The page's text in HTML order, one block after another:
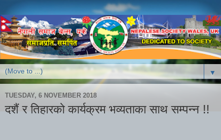
▼
TUESDAY, 6 NOVEMBER 2018
दशैं र तिहारको कार्यक्रम भव्यताका साथ सम्पन्न !!